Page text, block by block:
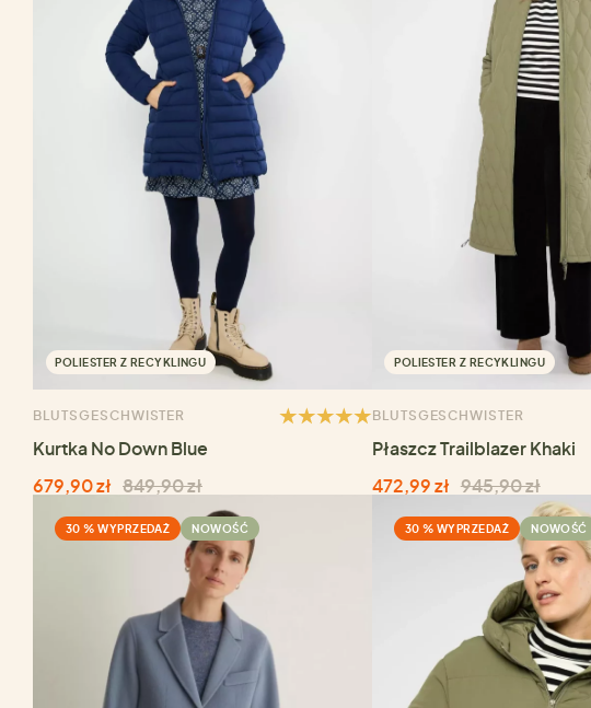
POLIESTER Z RECYKLINGU
BLUTSGESCHWISTER
Kurtka No Down Blue
679,90 zł 849,90 zł
POLIESTER Z RECYKLINGU
BLUTSGESCHWISTER
Płaszcz Trailblazer Khaki
472,99 zł 945,90 zł
30 % WYPRZEDAŻ NOWOŚĆ 30 % WYPRZEDAŻ NOWOŚĆ